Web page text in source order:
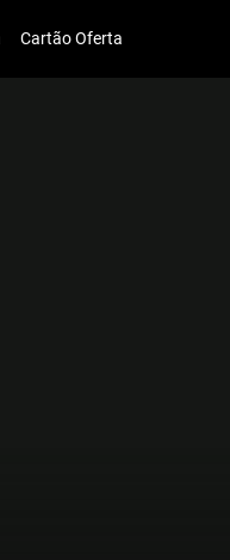
Cartão Oferta